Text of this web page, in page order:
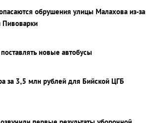
обрушения улицы Малахова из-за
Пивоварки
новые автобусы
за 3,5 млн рублей для Бийской ЦГБ